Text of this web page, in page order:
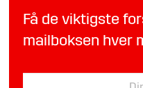
Få de viktigste
mailboksen hver